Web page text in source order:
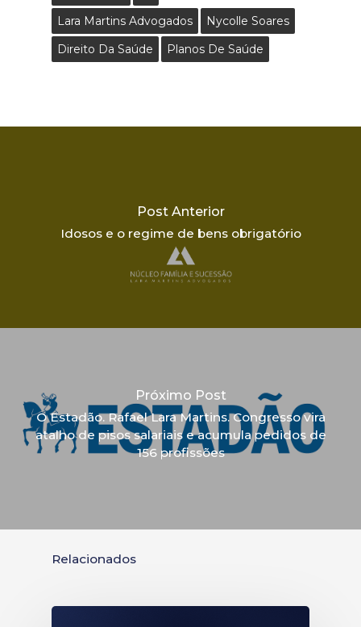
Lara Martins Advogados
Nycolle Soares
Direito Da Saúde
Planos De Saúde
Post Anterior
Idosos e o regime de bens obrigatório
Próximo Post
O Estadão. Rafael Lara Martins. Congresso vira
atalho de pisos salariais e acumula pedidos de
156 profissões
Relacionados